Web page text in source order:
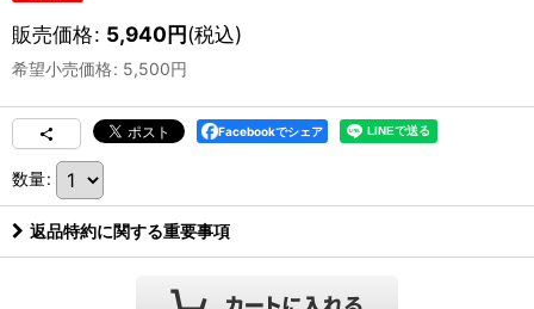
販売価格: 5,940円(税込)
希望小売価格: 5,500円
Facebookでシェア
数量:
返品特約に関する重要事項